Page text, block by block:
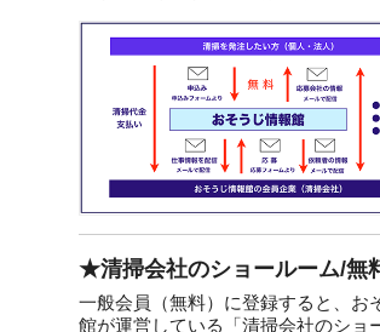
★清掃会社のショールーム/無
一般会員（無料）に登録すると、お
館が運営している「清掃会社のショ